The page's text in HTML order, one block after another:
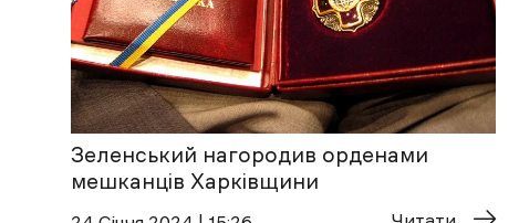
Зеленський нагородив орденами
мешканців Харківщини